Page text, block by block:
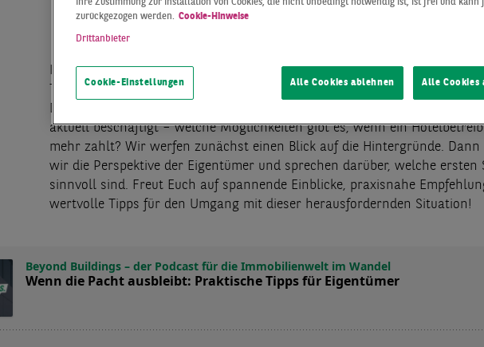
In der heutigen Podcast-Episode erwartet Euch ein Blick in die Praxis:
Trobitz, Managing Director und Head of Hotel Services sowie Chantal
Deputy Head of Hotel Services, sprechen über ein Thema, das einige
aktuell beschäftigt – welche Möglichkeiten gibt es, wenn ein
mehr zahlt? Wir werfen zunächst einen Blick auf die Hintergründe. Dann
wir die Perspektive der Eigentümer und sprechen darüber, welche ersten
sinnvoll sind. Freut Euch auf spannende Einblicke, praxisnahe
wertvolle Tipps für den Umgang mit dieser herausfordernden Situation!
Ihre Zustimmung zur Installation von Cookies, die nicht unbedingt notwendig ist, ist frei und kann
zurückgezogen werden. Cookie-Hinweise
Drittanbieter
Cookie-Einstellungen Alle Cookies ablehnen Alle Cookies